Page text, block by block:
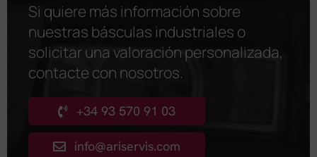
Si quiere más información sobre
nuestras básculas industriales o
solicitar una valoración personalizada,
contacte con nosotros.
+34 93 570 91 03
info@ariservis.com